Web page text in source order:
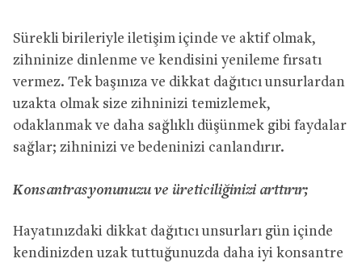
Sürekli birileriyle iletişim içinde ve aktif olmak,
zihninize dinlenme ve kendisini yenileme fırsatı
vermez. Tek başınıza ve dikkat dağıtıcı unsurlardan
uzakta olmak size zihninizi temizlemek,
odaklanmak ve daha sağlıklı düşünmek gibi faydalar
sağlar; zihninizi ve bedeninizi canlandırır.
Konsantrasyonunuzu ve üreticiliğinizi arttırır;
Hayatınızdaki dikkat dağıtıcı unsurları gün içinde
kendinizden uzak tuttuğunuzda daha iyi konsantre